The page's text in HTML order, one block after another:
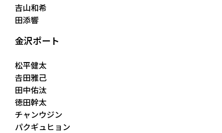
吉山和希
田添響
金沢ポート
松平健太
𠮷田雅己
田中佑汰
徳田幹太
チャンウジン
パクギュヒョン